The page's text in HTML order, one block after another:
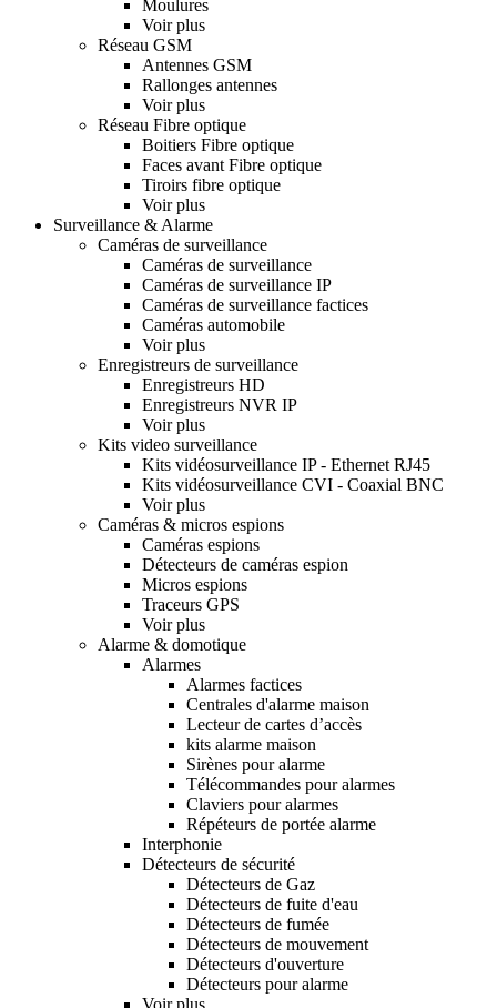
Moulures
Voir plus
Réseau GSM
Antennes GSM
Rallonges antennes
Voir plus
Réseau Fibre optique
Boitiers Fibre optique
Faces avant Fibre optique
Tiroirs fibre optique
Voir plus
Surveillance & Alarme
Caméras de surveillance
Caméras de surveillance
Caméras de surveillance IP
Caméras de surveillance factices
Caméras automobile
Voir plus
Enregistreurs de surveillance
Enregistreurs HD
Enregistreurs NVR IP
Voir plus
Kits video surveillance
Kits vidéosurveillance IP - Ethernet RJ45
Kits vidéosurveillance CVI - Coaxial BNC
Voir plus
Caméras & micros espions
Caméras espions
Détecteurs de caméras espion
Micros espions
Traceurs GPS
Voir plus
Alarme & domotique
Alarmes
Alarmes factices
Centrales d'alarme maison
Lecteur de cartes d’accès
kits alarme maison
Sirènes pour alarme
Télécommandes pour alarmes
Claviers pour alarmes
Répéteurs de portée alarme
Interphonie
Détecteurs de sécurité
Détecteurs de Gaz
Détecteurs de fuite d'eau
Détecteurs de fumée
Détecteurs de mouvement
Détecteurs d'ouverture
Détecteurs pour alarme
Voir plus